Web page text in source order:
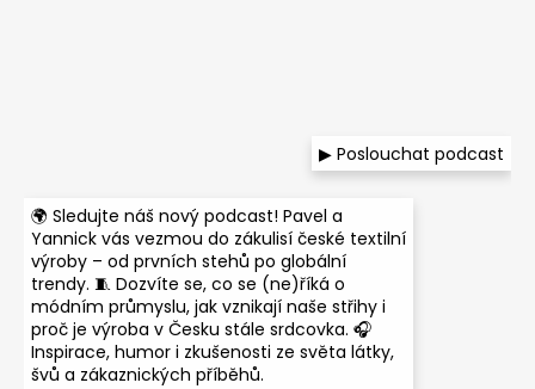
🌍 Sledujte náš nový podcast! Pavel a
Yannick vás vezmou do zákulisí české textilní
výroby – od prvních stehů po globální
trendy. 🧵 Dozvíte se, co se (ne)říká o
módním průmyslu, jak vznikají naše střihy i
proč je výroba v Česku stále srdcovka. 🎧
Inspirace, humor i zkušenosti ze světa látky,
švů a zákaznických příběhů.
▶ Poslouchat podcast